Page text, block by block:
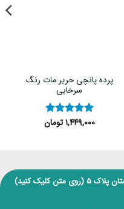
پرده پانچی حریر مات رنگ
سرخابی
نمره۵از۱,۴۴۹,۰۰۰ تومان
پلاک ۵ (روی متن کلیک کنید)